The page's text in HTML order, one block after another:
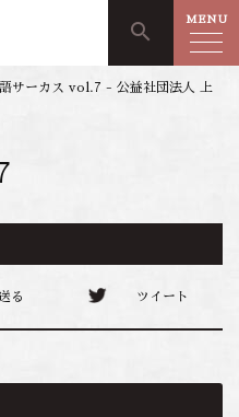
search MENU
サーカス vol.7 - 公益社団法人 上
る ツイート